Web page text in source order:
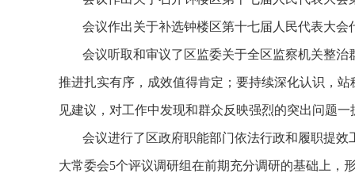
会议作出关于补选钟楼区第十七届人民代表大会
会议听取和审议了区监委关于全区监察机关整
推进扎实有序，成效值得肯定；要持续深化认识，
见建议，对工作中发现和群众反映强烈的突出问题
会议进行了区政府职能部门依法行政和履职提
大常委会5个评议调研组在前期充分调研的基础上，